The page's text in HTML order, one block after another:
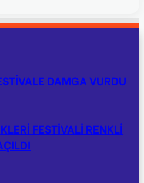
DAMGA VURDU
FESTİVALİ RENKLİ